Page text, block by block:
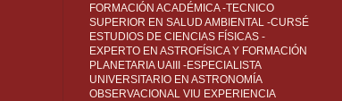
FORMACIÓN ACADÉMICA -TECNICO
SUPERIOR EN SALUD AMBIENTAL -CURSÉ
ESTUDIOS DE CIENCIAS FÍSICAS -
EXPERTO EN ASTROFÍSICA Y FORMACIÓN
PLANETARIA UAIII -ESPECIALISTA
UNIVERSITARIO EN ASTRONOMÍA
OBSERVACIONAL VIU EXPERIENCIA